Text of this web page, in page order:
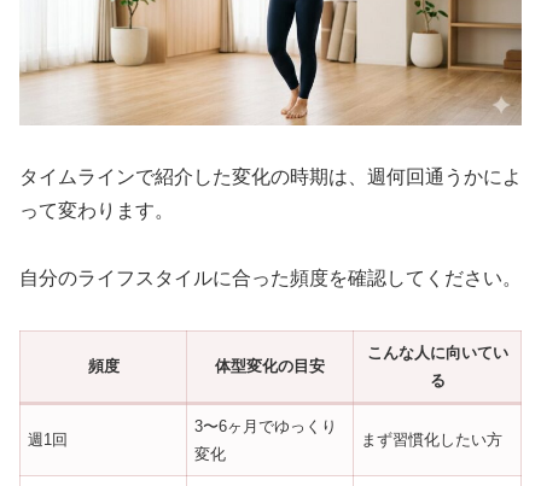
タイムラインで紹介した変化の時期は、週何回通うかによ
って変わります。
自分のライフスタイルに合った頻度を確認してください。
頻度 体型変化の目安
こんな人に向いてい
る
週1回
3〜6ヶ月でゆっくり
変化
まず習慣化したい方